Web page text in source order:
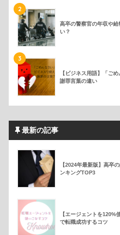
2
高卒の警察官の年収や
い？
3
【ビジネス用語】「ご
謝罪言葉の違い
最新の記事
【2024年最新版】高卒
ンキングTOP3
【エージェントを
で転職成功するコツ